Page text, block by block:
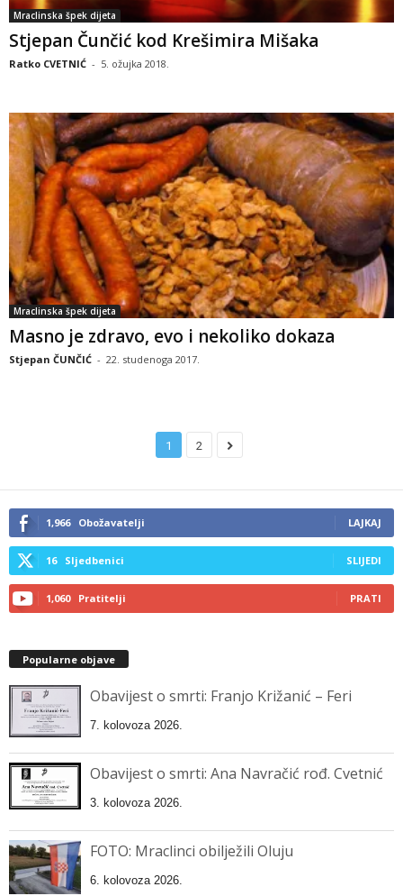
Mraclinska špek dijeta
Stjepan Čunčić kod Krešimira Mišaka
Ratko CVETNIĆ - 5. ožujka 2018.
Mraclinska špek dijeta
Masno je zdravo, evo i nekoliko dokaza
Stjepan ČUNČIĆ - 22. studenoga 2017.
1 2
1,966 Obožavatelji LAJKAJ
16 Sljedbenici SLIJEDI
1,060 Pratitelji PRATI
Popularne objave
Obavijest o smrti: Franjo Križanić – Feri
7. kolovoza 2026.
Obavijest o smrti: Ana Navračić rođ. Cvetnić
3. kolovoza 2026.
FOTO: Mraclinci obilježili Oluju
6. kolovoza 2026.